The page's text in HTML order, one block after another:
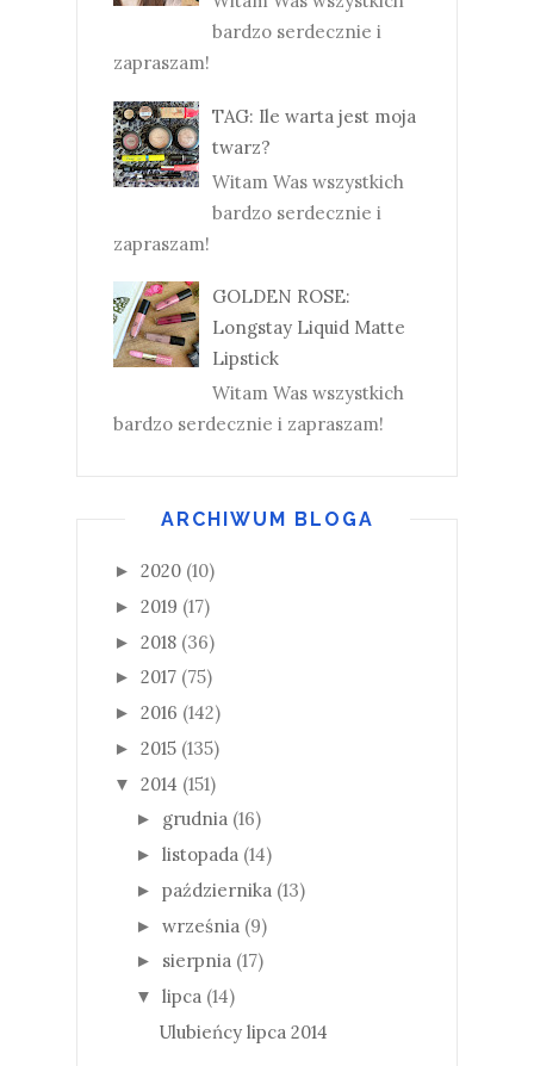
bardzo serdecznie i
zapraszam!
TAG: Ile warta jest moja
twarz?
Witam Was wszystkich
bardzo serdecznie i
zapraszam!
GOLDEN ROSE:
Longstay Liquid Matte
Lipstick
Witam Was wszystkich
bardzo serdecznie i zapraszam!
ARCHIWUM BLOGA
► 2020 (10)
► 2019 (17)
► 2018 (36)
► 2017 (75)
► 2016 (142)
► 2015 (135)
▼ 2014 (151)
► grudnia (16)
► listopada (14)
► października (13)
► września (9)
► sierpnia (17)
▼ lipca (14)
Ulubieńcy lipca 2014